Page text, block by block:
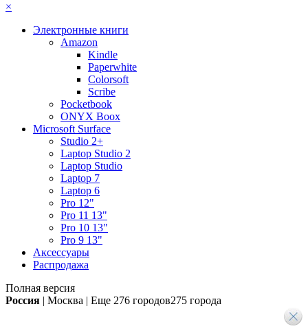
×
Электронные книги
Amazon
Kindle
Paperwhite
Colorsoft
Scribe
Pocketbook
ONYX Boox
Microsoft Surface
Studio 2+
Laptop Studio 2
Laptop Studio
Laptop 7
Laptop 6
Pro 12"
Pro 11 13"
Pro 10 13"
Pro 9 13"
Аксессуары
Распродажа
Полная версия
Россия | Москва | Еще 276 городов275 города